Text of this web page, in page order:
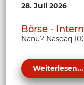
28. Juli 2026
Börse - Intern
Nanu? Nasdaq
Weiterlesen...